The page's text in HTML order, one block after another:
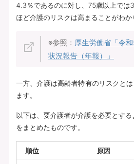
4.3％であるのに対し、75歳以上では
ほど介護のリスクは高まることがわか
※参照： 厚生労働省「令
状況報告（年報）」
一方、介護は高齢者特有のリスクと
ます。
以下は、要介護者が介護を必要とす
をまとめたものです。
順位 原因